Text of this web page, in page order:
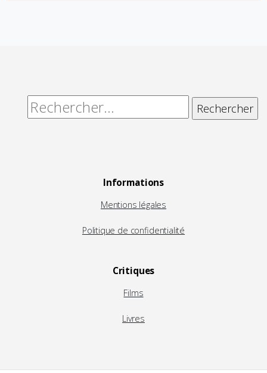
Rechercher :
Informations
Mentions légales
Politique de confidentialité
Critiques
Films
Livres